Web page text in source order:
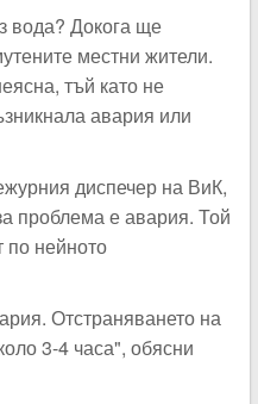
вода? Докога ще
местни жители.
тъй като не
авария или
диспечер на ВиК,
проблема е авария. Той
по нейното
Отстраняването на
3-4 часа", обясни